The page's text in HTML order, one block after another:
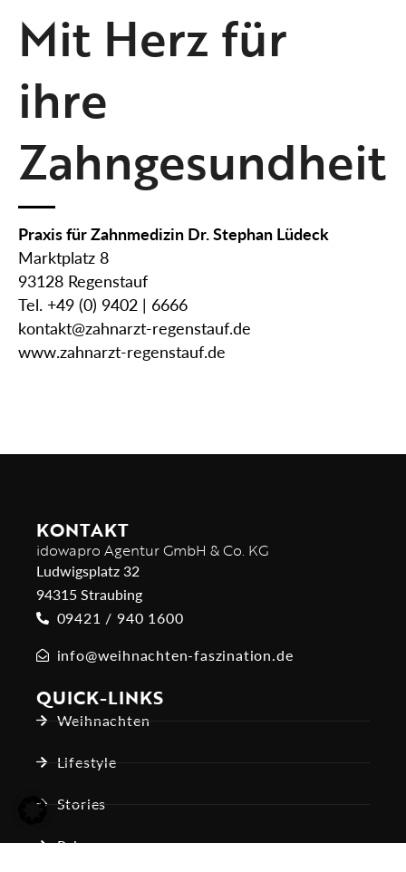
Mit Herz für
ihre
Zahngesundheit
Praxis für Zahnmedizin Dr. Stephan Lüdeck
Marktplatz 8
93128 Regenstauf
Tel. +49 (0) 9402 | 6666
kontakt@zahnarzt-regenstauf.de
www.zahnarzt-regenstauf.de
KONTAKT
idowapro Agentur GmbH & Co. KG
Ludwigsplatz 32
94315 Straubing
09421 / 940 1600
info@weihnachten-faszination.de
QUICK-LINKS
Weihnachten
Lifestyle
Stories
Reisen